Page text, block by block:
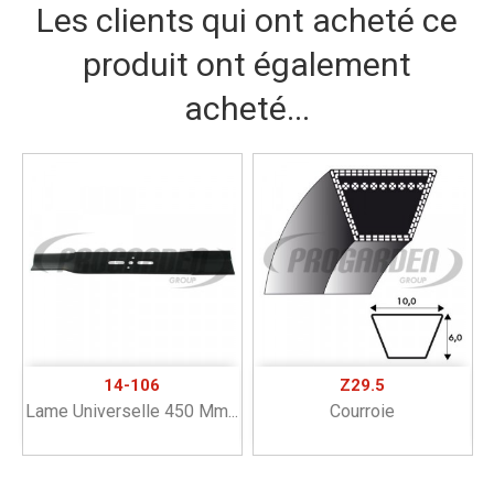
Les clients qui ont acheté ce
produit ont également
acheté...
14-106
Lame Universelle 450 Mm...
Z29.5
Courroie